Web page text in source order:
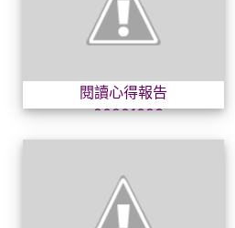
閱讀心得報告
~20201023